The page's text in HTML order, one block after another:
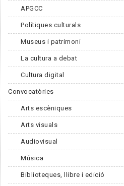
APGCC
Polítiques culturals
Museus i patrimoni
La cultura a debat
Cultura digital
Convocatòries
Arts escèniques
Arts visuals
Audiovisual
Música
Biblioteques, llibre i edició